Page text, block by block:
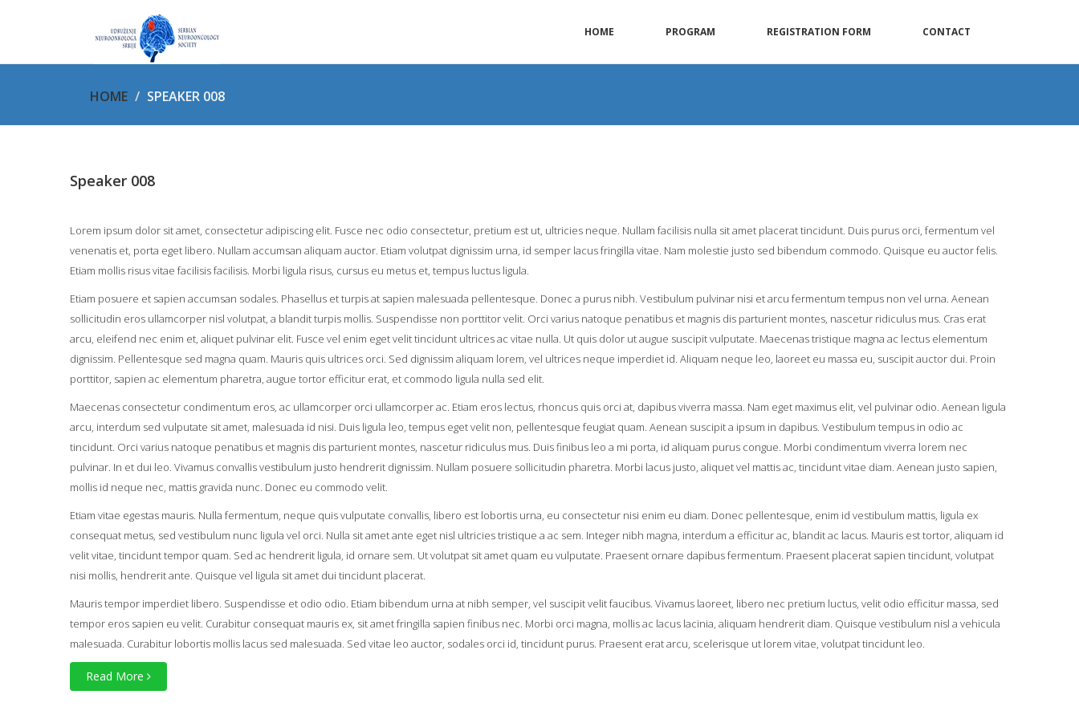
HOME PROGRAM REGISTRATION FORM CONTACT
HOME SPEAKER 008
Speaker 008
Lorem ipsum dolor sit amet, consectetur adipiscing elit. Fusce nec odio consectetur, pretium est ut, ultricies neque. Nullam facilisis nulla sit amet placerat tincidunt. Duis purus orci, fermentum vel
venenatis et, porta eget libero. Nullam accumsan aliquam auctor. Etiam volutpat dignissim urna, id semper lacus fringilla vitae. Nam molestie justo sed bibendum commodo. Quisque eu auctor felis.
Etiam mollis risus vitae facilisis facilisis. Morbi ligula risus, cursus eu metus et, tempus luctus ligula.
Etiam posuere et sapien accumsan sodales. Phasellus et turpis at sapien malesuada pellentesque. Donec a purus nibh. Vestibulum pulvinar nisi et arcu fermentum tempus non vel urna. Aenean
sollicitudin eros ullamcorper nisl volutpat, a blandit turpis mollis. Suspendisse non porttitor velit. Orci varius natoque penatibus et magnis dis parturient montes, nascetur ridiculus mus. Cras erat
arcu, eleifend nec enim et, aliquet pulvinar elit. Fusce vel enim eget velit tincidunt ultrices ac vitae nulla. Ut quis dolor ut augue suscipit vulputate. Maecenas tristique magna ac lectus elementum
dignissim. Pellentesque sed magna quam. Mauris quis ultrices orci. Sed dignissim aliquam lorem, vel ultrices neque imperdiet id. Aliquam neque leo, laoreet eu massa eu, suscipit auctor dui. Proin
porttitor, sapien ac elementum pharetra, augue tortor efficitur erat, et commodo ligula nulla sed elit.
Maecenas consectetur condimentum eros, ac ullamcorper orci ullamcorper ac. Etiam eros lectus, rhoncus quis orci at, dapibus viverra massa. Nam eget maximus elit, vel pulvinar odio. Aenean ligula
arcu, interdum sed vulputate sit amet, malesuada id nisi. Duis ligula leo, tempus eget velit non, pellentesque feugiat quam. Aenean suscipit a ipsum in dapibus. Vestibulum tempus in odio ac
tincidunt. Orci varius natoque penatibus et magnis dis parturient montes, nascetur ridiculus mus. Duis finibus leo a mi porta, id aliquam purus congue. Morbi condimentum viverra lorem nec
pulvinar. In et dui leo. Vivamus convallis vestibulum justo hendrerit dignissim. Nullam posuere sollicitudin pharetra. Morbi lacus justo, aliquet vel mattis ac, tincidunt vitae diam. Aenean justo sapien,
mollis id neque nec, mattis gravida nunc. Donec eu commodo velit.
Etiam vitae egestas mauris. Nulla fermentum, neque quis vulputate convallis, libero est lobortis urna, eu consectetur nisi enim eu diam. Donec pellentesque, enim id vestibulum mattis, ligula ex
consequat metus, sed vestibulum nunc ligula vel orci. Nulla sit amet ante eget nisl ultricies tristique a ac sem. Integer nibh magna, interdum a efficitur ac, blandit ac lacus. Mauris est tortor, aliquam id
velit vitae, tincidunt tempor quam. Sed ac hendrerit ligula, id ornare sem. Ut volutpat sit amet quam eu vulputate. Praesent ornare dapibus fermentum. Praesent placerat sapien tincidunt, volutpat
nisi mollis, hendrerit ante. Quisque vel ligula sit amet dui tincidunt placerat.
Mauris tempor imperdiet libero. Suspendisse et odio odio. Etiam bibendum urna at nibh semper, vel suscipit velit faucibus. Vivamus laoreet, libero nec pretium luctus, velit odio efficitur massa, sed
tempor eros sapien eu velit. Curabitur consequat mauris ex, sit amet fringilla sapien finibus nec. Morbi orci magna, mollis ac lacus lacinia, aliquam hendrerit diam. Quisque vestibulum nisl a vehicula
malesuada. Curabitur lobortis mollis lacus sed malesuada. Sed vitae leo auctor, sodales orci id, tincidunt purus. Praesent erat arcu, scelerisque ut lorem vitae, volutpat tincidunt leo.
Read More